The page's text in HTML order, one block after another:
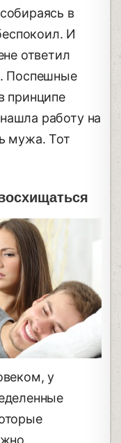
в
И
ответил
Поспешные
принципе
работу на
мужа. Тот
у